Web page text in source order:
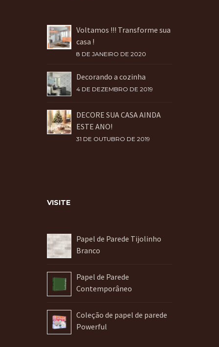
Voltamos !!! Transforme sua
casa !
8 DE JANEIRO DE 2020
Decorando a cozinha
4 DE DEZEMBRO DE 2019
DECORE SUA CASA AINDA
ESTE ANO!
31 DE OUTUBRO DE 2019
VISITE
Papel de Parede Tijolinho
Branco
Papel de Parede
Contemporâneo
Coleção de papel de parede
Powerful